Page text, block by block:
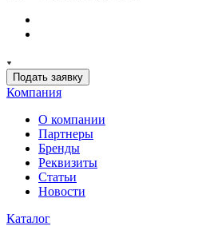
Подать заявку
Компания
О компании
Партнеры
Бренды
Реквизиты
Статьи
Новости
Каталог